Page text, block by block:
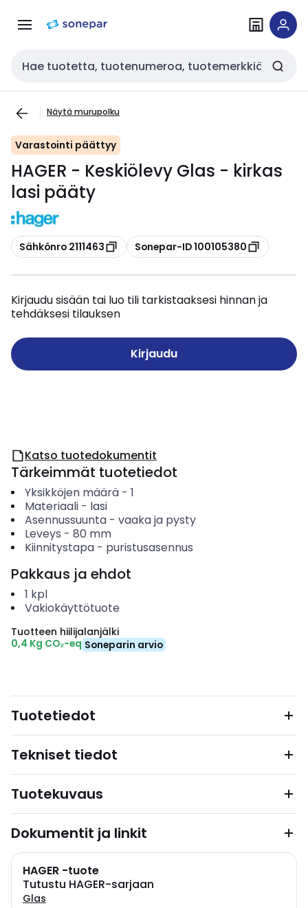
navigointiinsisältöön
Haku
Näytä murupolku
Varastointi päättyy
HAGER - Keskiölevy Glas - kirkas
lasi pääty
Kopioi
Sähkönro 2111463 Kopioi
Sonepar-ID 100105380
Kirjaudu sisään tai luo tili tarkistaaksesi hinnan ja
tehdäksesi tilauksen
Kirjaudu
Katso tuotedokumentit
Tärkeimmät tuotetiedot
Yksikköjen määrä- 1
Materiaali- lasi
Asennussuunta- vaaka ja pysty
Leveys - 80 mm
Kiinnitystapa- puristusasennus
Pakkaus ja ehdot
1 kpl
Vakiokäyttötuote
Tuotteen hiilijalanjälki
0,4 Kg CO₂-eq Soneparin arvio
Tuotetiedot
Tekniset tiedot
Tuotekuvaus
Dokumentit ja linkit
HAGER -tuote
Tutustu HAGER-sarjaan
Glas